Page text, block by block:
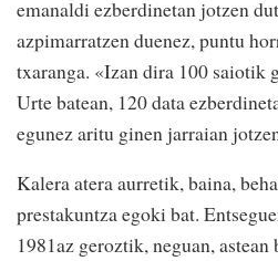
emanaldi ezberdinetan jotzen
azpimarratzen duenez, puntu
txaranga. «Izan dira 100 saiotik
Urte batean, 120 data
egunez aritu ginen jarraian
Kalera atera aurretik, baina,
prestakuntza egoki bat.
1981az geroztik, neguan,